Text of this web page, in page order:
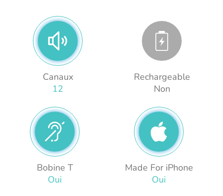
Canaux
12
Rechargeable
Non
Bobine T
Oui
Made For iPhone
Oui